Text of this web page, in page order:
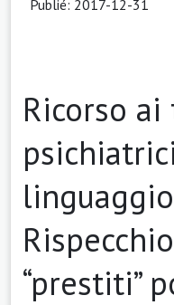
Publié: 2017-12-31
Ricorso
“prestiti”